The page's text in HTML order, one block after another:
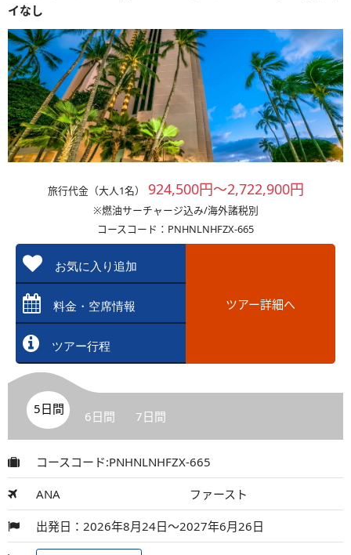
イなし
旅行代金（大人1名） 924,500円～2,722,900円
※燃油サーチャージ込み/海外諸税別
コースコード：PNHNLNHFZX-665
お気に入り追加
料金・空席情報
ツアー行程
ツアー詳細へ
5日間 6日間 7日間
コースコード:PNHNLNHFZX-665
ANA ファースト
出発日：2026年8月24日～2027年6月26日